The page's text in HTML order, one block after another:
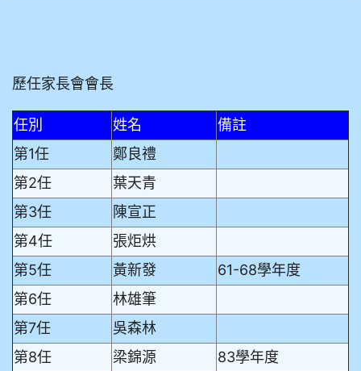
歷任家長會會長
任別 姓名
備註
第1任
鄭良禮
第2任
葉天青
第3任
陳宣正
第4任
張炬烘
第5任
黃新發
61-68學年度
第6任
林雄筆
第7任
吳森林
第8任
梁錦源
83學年度